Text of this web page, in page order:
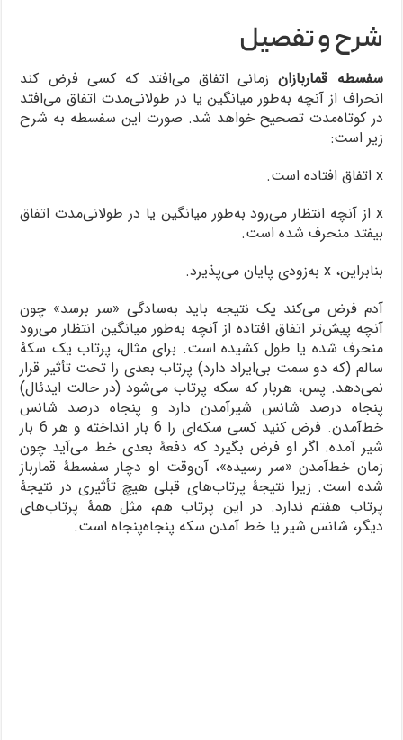
شرح و تفصیل
سفسطه قماربازانزمانی اتفاق می‌افتد که کسی فرض کند
انحراف از آنچه به‌طور میانگین یا در طولانی‌مدت اتفاق می‌افتد
در کوتاه‌مدت تصحیح خواهد شد. صورت این سفسطه به شرح
زیر است:
x اتفاق افتاده است.
x از آنچه انتظار می‌رود به‌طور میانگین یا در طولانی‌مدت اتفاق
بیفتد منحرف شده است.
بنابراین، x به‌زودی پایان می‌پذیرد.
آدم فرض می‌کند یک نتیجه باید به‌سادگی «سر برسد» چون
آنچه پیش‌تر اتفاق افتاده از آنچه به‌طور میانگین انتظار می‌رود
منحرف شده یا طول کشیده است. برای مثال، پرتاب یک سکۀ
سالم (که دو سمت بی‌ایراد دارد) پرتاب بعدی را تحت تأثیر قرار
نمی‌دهد. پس، هربار که سکه پرتاب می‌شود (در حالت ایدئال)
پنجاه درصد شانس شیرآمدن دارد و پنجاه درصد شانس
خط‌آمدن. فرض کنید کسی سکه‌ای را 6 بار انداخته و هر 6 بار
شیر آمده. اگر او فرض بگیرد که دفعۀ بعدی خط می‌آید چون
زمان خط‌آمدن «سر رسیده»، آن‌وقت او دچار سفسطۀ قمارباز
شده است. زیرا نتیجۀ پرتاب‌های قبلی هیچ تأثیری در نتیجۀ
پرتاب هفتم ندارد. در این پرتاب هم، مثل همۀ پرتاب‌های
دیگر، شانس شیر یا خط آمدن سکه پنجاه‌‎پنجاه است.